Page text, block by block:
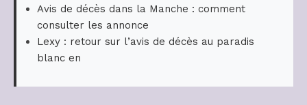
Avis de décès dans la Manche : comment
consulter les annonce
Lexy : retour sur l’avis de décès au paradis
blanc en